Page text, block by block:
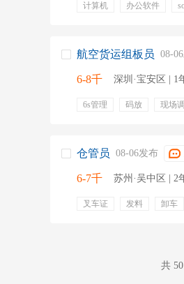
计算机 办公软件
航空货运组板员 08-
6-8千 深圳·宝安区 | 1
6s管理 码放 现场
仓管员 08-06发布
6-7千 苏州·吴中区 | 2
叉车证 发料 卸车
共